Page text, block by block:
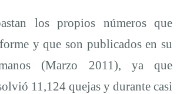
los propios números que
y que son publicados en su
(Marzo 2011), ya que
11,124 quejas y durante casi